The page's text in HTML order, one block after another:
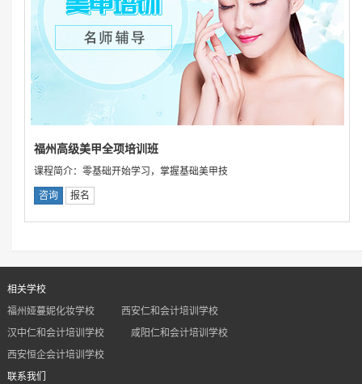
福州高级美甲全项培训班
课程简介：零基础开始学习，掌握基础美甲技
咨询 报名
相关学校
福州娅蔓妮化妆学校
西安仁和会计培训学校
汉中仁和会计培训学校
咸阳仁和会计培训学校
西安恒企会计培训学校
联系我们